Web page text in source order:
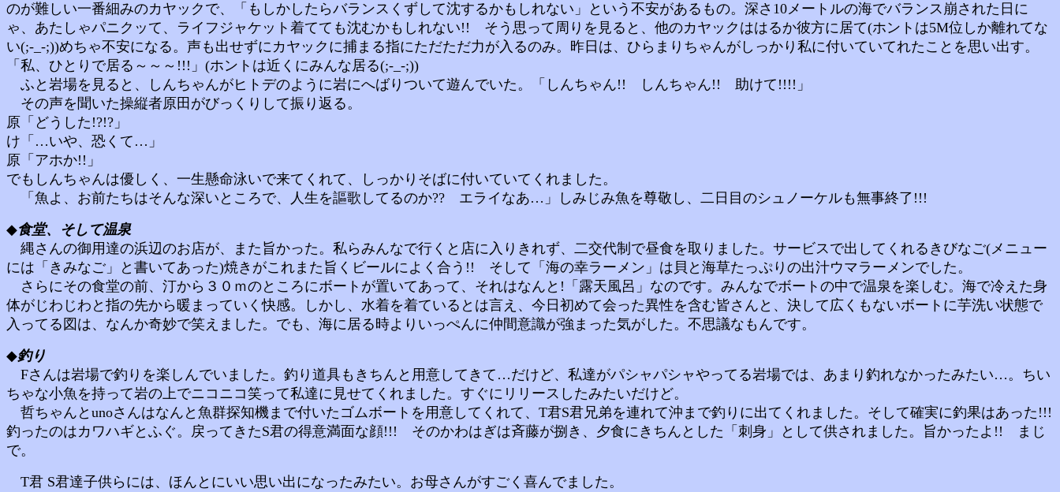
のが難しい一番細みのカヤックで、「もしかしたらバランスくずして沈するかもしれない」という不安があるもの。深さ10メートルの海でバランス崩された日に
ゃ、あたしゃパニクッて、ライフジャケット着てても沈むかもしれない!! そう思って周りを見ると、他のカヤックははるか彼方に居て(ホントは5M位しか離れてな
い(;-_-;))めちゃ不安になる。声も出せずにカヤックに捕まる指にただただ力が入るのみ。昨日は、ひらまりちゃんがしっかり私に付いていてれたことを思い出す。
「私、ひとりで居る～～～!!!」(ホントは近くにみんな居る(;-_-;))
ふと岩場を見ると、しんちゃんがヒトデのように岩にへばりついて遊んでいた。「しんちゃん!! しんちゃん!! 助けて!!!!」
その声を聞いた操縦者原田がびっくりして振り返る。
原「どうした!?!?」
け「…いや、恐くて…」
原「アホか!!」
でもしんちゃんは優しく、一生懸命泳いで来てくれて、しっかりそばに付いていてくれました。
「魚よ、お前たちはそんな深いところで、人生を謳歌してるのか?? エライなあ…」しみじみ魚を尊敬し、二日目のシュノーケルも無事終了!!!
◆食堂、そして温泉
縄さんの御用達の浜辺のお店が、また旨かった。私らみんなで行くと店に入りきれず、二交代制で昼食を取りました。サービスで出してくれるきびなご(メニュー
には「きみなご」と書いてあった)焼きがこれまた旨くビールによく合う!! そして「海の幸ラーメン」は貝と海草たっぷりの出汁ウマラーメンでした。
さらにその食堂の前、汀から３０ｍのところにボートが置いてあって、それはなんと!「露天風呂」なのです。みんなでボートの中で温泉を楽しむ。海で冷えた身
体がじわじわと指の先から暖まっていく快感。しかし、水着を着ているとは言え、今日初めて会った異性を含む皆さんと、決して広くもないボートに芋洗い状態で
入ってる図は、なんか奇妙で笑えました。でも、海に居る時よりいっぺんに仲間意識が強まった気がした。不思議なもんです。
◆釣り
Fさんは岩場で釣りを楽しんでいました。釣り道具もきちんと用意してきて…だけど、私達がパシャパシャやってる岩場では、あまり釣れなかったみたい…。ちい
ちゃな小魚を持って岩の上でニコニコ笑って私達に見せてくれました。すぐにリリースしたみたいだけど。
哲ちゃんとunoさんはなんと魚群探知機まで付いたゴムボートを用意してくれて、T君S君兄弟を連れて沖まで釣りに出てくれました。そして確実に釣果はあった!!!
釣ったのはカワハギとふぐ。戻ってきたS君の得意満面な顔!!! そのかわはぎは斉藤が捌き、夕食にきちんとした「刺身」として供されました。旨かったよ!! まじ
で。
T君 S君達子供らには、ほんとにいい思い出になったみたい。お母さんがすごく喜んでました。